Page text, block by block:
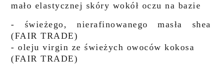
mało elastycznej skóry wokół oczu na bazie
- świeżego, nierafinowanego masła shea
(FAIR TRADE)
- oleju virgin ze świeżych owoców kokosa
(FAIR TRADE)